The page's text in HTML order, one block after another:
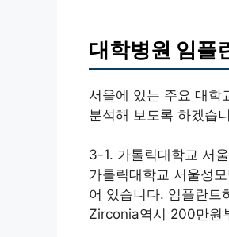
대학병원 임플
서울에 있는 주요 대학
분석해 보도록 하겠습
3-1. 가톨릭대학교 서
가톨릭대학교 서울성
어 있습니다. 임플란
Zirconia역시 200만원